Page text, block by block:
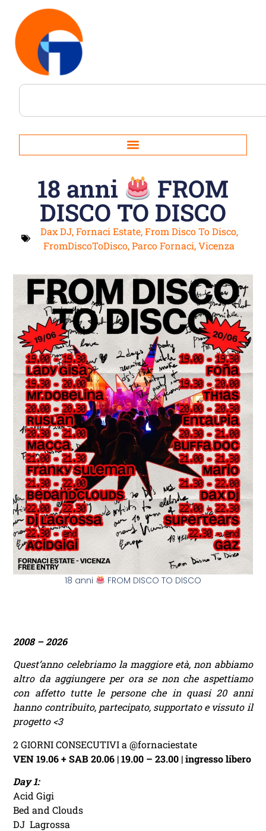
18 anni FROM
DISCO TO DISCO
Dax DJ,Fornaci Estate,From Disco To Disco,
FromDiscoToDisco,Parco Fornaci,Vicenza
18 anni FROM DISCO TO DISCO
2008 – 2026
Quest’anno celebriamo la maggiore età, non abbiamo
altro da aggiungere per ora se non che aspettiamo
con affetto tutte le persone che in quasi 20 anni
hanno contribuito, partecipato, supportato e vissuto il
progetto <3
2 GIORNI CONSECUTIVI a @fornaciestate
VEN 19.06 + SAB 20.06 | 19.00 – 23.00 | ingresso libero
Day 1:
Acid Gigi
Bed and Clouds
DJ Lagrossa